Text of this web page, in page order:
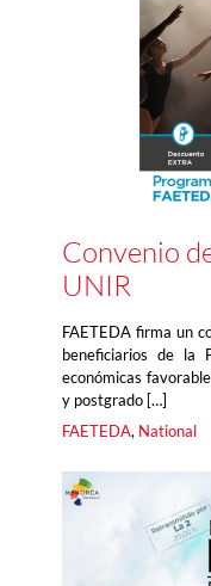
Convenio
UNIR
FAETEDA firma un
beneficiarios de la
económicas
y postgrado […]
FAETEDA, National